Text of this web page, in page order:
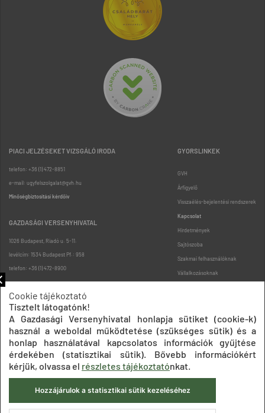
PIACI JELZÉSEKET VIZSGÁLÓ IRODA
telefon: +36 (1) 472-8851
e-mail: ugyfelszolgalat@gvh.hu
Minőségbiztosítási kérdőív
GAZDASÁGI VERSENYHIVATAL
1026 Budapest, Riadó u. 5-11.
levélcím: 1534 Budapest Pf.: 958
telefon: +36 (1) 472-8900
GYORSLINKEK
GVH
Árfigyelő
Visszaélés-bejelentési rendszerek
Kapcsolat
Hirdetmények
Sajtószoba
Szakmai felhasználóknak
Vállalkozásoknak
Oldaltérkép
Impresszum Adatkezelési tájékoztatók
Akadálymentesítési nyilatkozat
Közadatkereső
Süti beállítások ÁSZF
Cookie tájékoztató
Tisztelt látogatónk!
A Gazdasági Versenyhivatal honlapja sütiket (cookie-k)
használ a weboldal működtetése (szükséges sütik) és a
honlap használatával kapcsolatos információk gyűjtése
érdekében (statisztikai sütik). Bővebb információkért
kérjük, olvassa el részletes tájékoztatónkat.
Hozzájárulok a statisztikai sütik kezeléséhez